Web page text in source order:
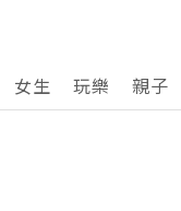
女生 玩樂 親子